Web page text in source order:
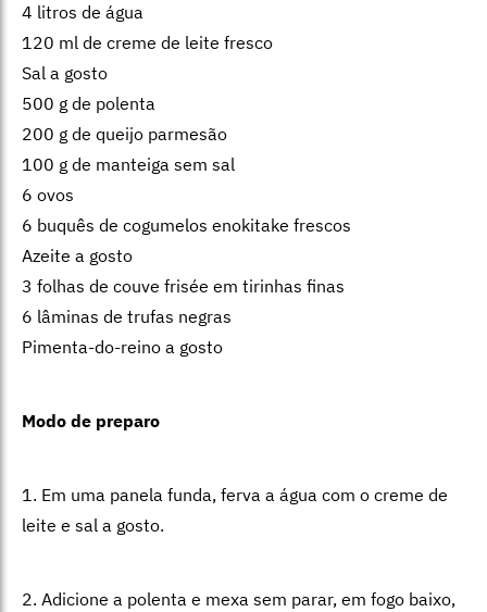
4 litros de água
120 ml de creme de leite fresco
Sal a gosto
500 g de polenta
200 g de queijo parmesão
100 g de manteiga sem sal
6 ovos
6 buquês de cogumelos enokitake frescos
Azeite a gosto
3 folhas de couve frisée em tirinhas finas
6 lâminas de trufas negras
Pimenta-do-reino a gosto
Modo de preparo
1. Em uma panela funda, ferva a água com o creme de
leite e sal a gosto.
2. Adicione a polenta e mexa sem parar, em fogo baixo,